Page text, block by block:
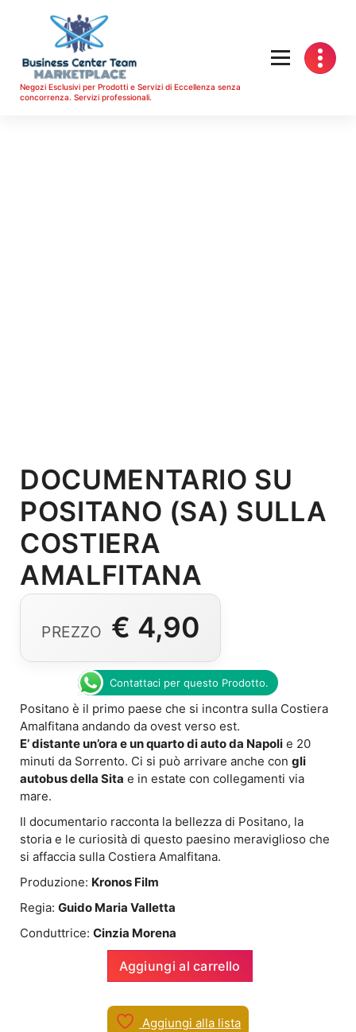
contenuto
Negozi Esclusivi per Prodotti e Servizi di Eccellenza senza
concorrenza. Servizi professionali.
DOCUMENTARIO SU
POSITANO (SA) SULLA
COSTIERA
AMALFITANA
€ 4,90
Contattaci per questo Prodotto.
Positano è il primo paese che si incontra sulla Costiera
Amalfitana andando da ovest verso est.
E’ distante un’ora e un quarto di auto da Napoli e 20
minuti da Sorrento. Ci si può arrivare anche con gli
autobus della Sita e in estate con collegamenti via
mare.
Il documentario racconta la bellezza di Positano, la
storia e le curiosità di questo paesino meraviglioso che
si affaccia sulla Costiera Amalfitana.
Produzione: Kronos Film
Regia: Guido Maria Valletta
Conduttrice: Cinzia Morena
Aggiungi al carrello
Aggiungi alla lista